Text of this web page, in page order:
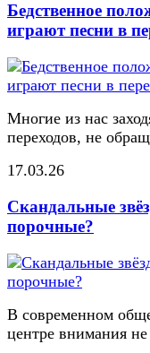
Бедственное
играют песни в
Многие из нас
переходов, не
17.03.26
Скандальные
порочные?
В современном
центре внимания не